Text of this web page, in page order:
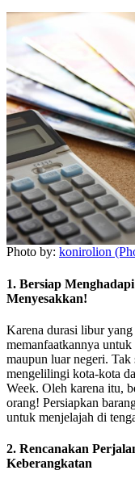
Photo by: konirolion
1. Bersiap
Menyesakkan!
Karena durasi libur yang
memanfaatkannya
maupun luar negeri.
mengelilingi kota-kota
Week. Oleh karena itu,
orang! Persiapkan
untuk menjelajah di
2. Rencanakan
Keberangkatan